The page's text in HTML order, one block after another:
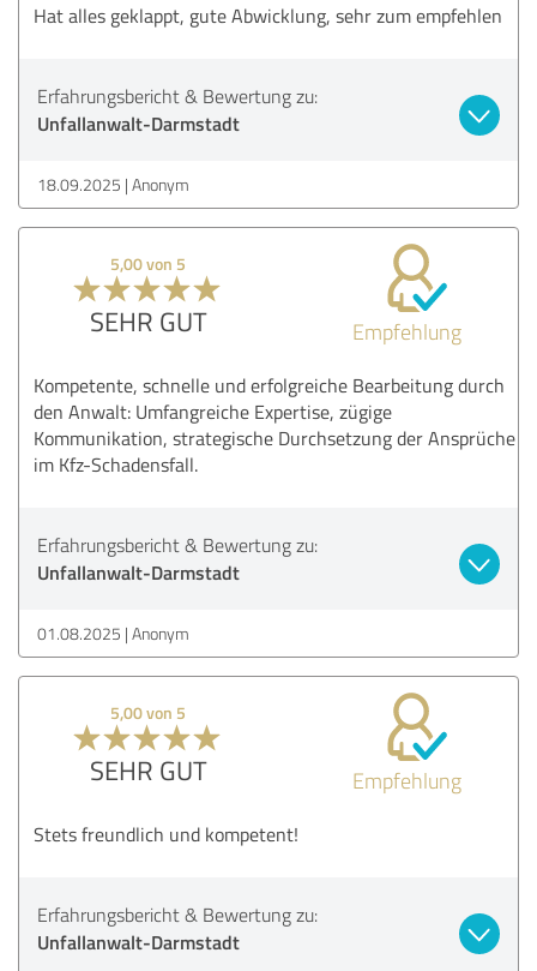
Hat alles geklappt, gute Abwicklung, sehr zum empfehlen
Erfahrungsbericht & Bewertung zu:
Unfallanwalt-Darmstadt
18.09.2025 Anonym
5,00 von 5
SEHR GUT Empfehlung
Kompetente, schnelle und erfolgreiche Bearbeitung durch
den Anwalt: Umfangreiche Expertise, zügige
Kommunikation, strategische Durchsetzung der Ansprüche
im Kfz-Schadensfall.
Erfahrungsbericht & Bewertung zu:
Unfallanwalt-Darmstadt
01.08.2025 Anonym
5,00 von 5
SEHR GUT Empfehlung
Stets freundlich und kompetent!
Erfahrungsbericht & Bewertung zu:
Unfallanwalt-Darmstadt